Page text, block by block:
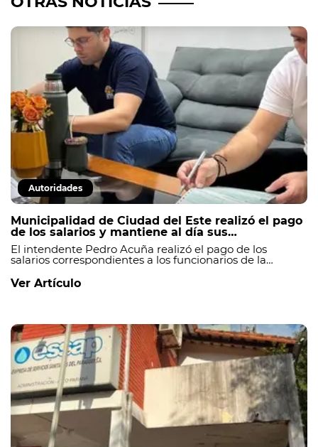
Autoridades
Municipalidad de Ciudad del Este realizó el pago
de los salarios y mantiene al día sus
compromisos financieros.
El intendente Pedro Acuña realizó el pago de los
salarios correspondientes a los funcionarios de la
el cumplimiento de las obligaciones financieras de la
institución._
Ver Artículo